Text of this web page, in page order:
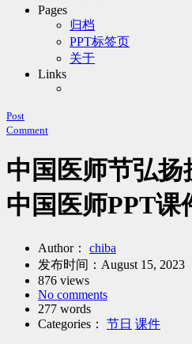
Pages
归档
PPT标签页
关于
Links
Post
Comment
中国医师节弘
中国医师PPT课
Author：
chiba
发布时间： August 15, 2023
876 views
No comments
277 words
Categories：
节日 课件